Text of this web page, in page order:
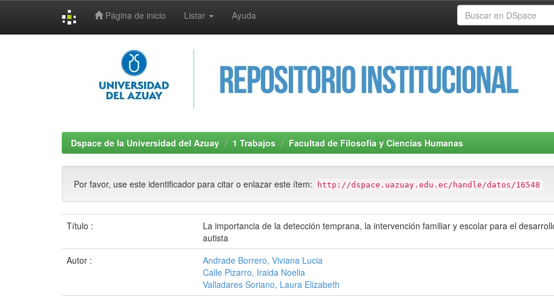
Página de inicio Listar Ayuda
Dspace de la Universidad del Azuay 1 Trabajos Facultad de Filosofía y Ciencias Humanas
Por favor, use este identificador para citar o enlazar este ítem: http://dspace.uazuay.edu.ec/handle/datos/16548
Título :
La importancia de la detección temprana, la intervención familiar y escolar para el
autista
Autor :
Andrade Borrero, Viviana Lucia
Calle Pizarro, Iraida Noelia
Valladares Soriano, Laura Elizabeth